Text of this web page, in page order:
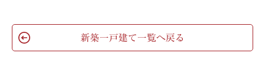
新築一戸建て一覧へ戻る